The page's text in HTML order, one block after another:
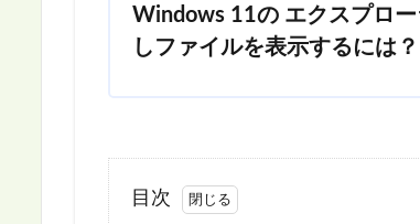
Windows 11の エクスプロ
しファイルを表示するには？
目次